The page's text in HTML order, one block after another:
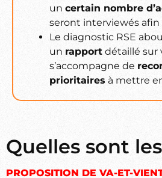
un certain nombre
seront interviewés afin
Le diagnostic RSE
un rapport détaillé sur
s’accompagne de
prioritaires à mettre
Quelles sont
PROPOSITION DE VA-ET-